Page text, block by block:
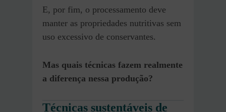
E, por fim, o processamento deve
manter as propriedades nutritivas sem
uso excessivo de conservantes.
Mas quais técnicas fazem realmente
a diferença nessa produção?
Técnicas sustentáveis de